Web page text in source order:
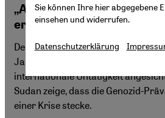
„Alle Kriterien für einen
erfüllt“
Der Genozid-Forscher Scott Straus
Jahrzehnten mit Ursachen von
internationale Untätigkeit
Sudan zeige, dass die Genozid-
einer Krise stecke.
Sie können Ihre hier abgegebene
einsehen und widerrufen.
Datenschutzerklärung